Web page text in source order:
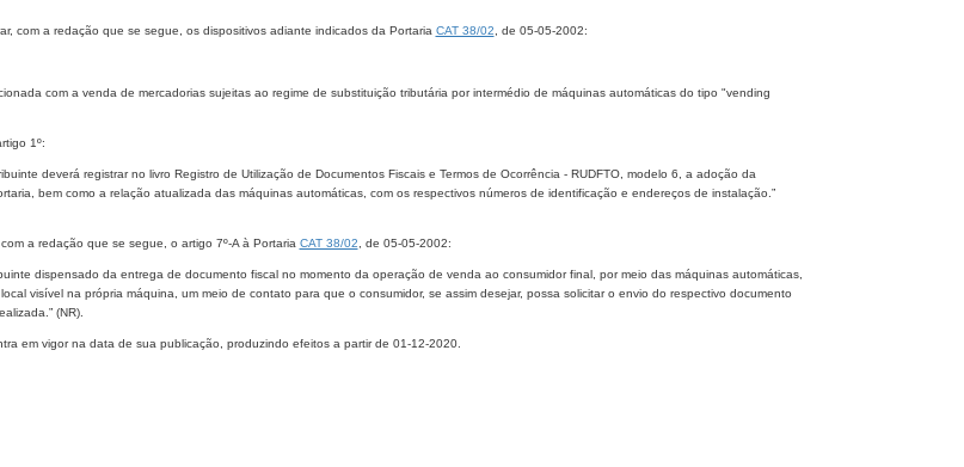
com a redação que se segue, os dispositivos adiante indicados da Portaria CAT 38/02 , de 05-05-2002:
com a venda de mercadorias sujeitas ao regime de substituição tributária por intermédio de máquinas automáticas do tipo "vending
1º:
deverá registrar no livro Registro de Utilização de Documentos Fiscais e Termos de Ocorrência - RUDFTO, modelo 6, a adoção da
bem como a relação atualizada das máquinas automáticas, com os respectivos números de identificação e endereços de instalação.”
a redação que se segue, o artigo 7º-A à Portaria CAT 38/02 , de 05-05-2002:
dispensado da entrega de documento fiscal no momento da operação de venda ao consumidor final, por meio das máquinas automáticas,
visível na própria máquina, um meio de contato para que o consumidor, se assim desejar, possa solicitar o envio do respectivo documento
(NR).
em vigor na data de sua publicação, produzindo efeitos a partir de 01-12-2020.